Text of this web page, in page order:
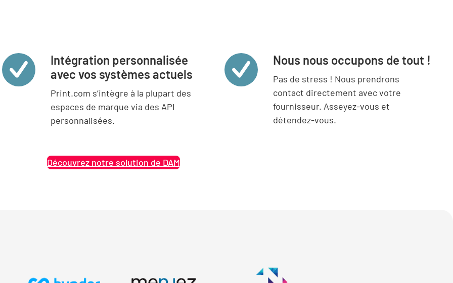
Intégration personnalisée
avec vos systèmes actuels
Print.com s’intègre à la plupart des
espaces de marque via des API
personnalisées.
Nous nous occupons de tout !
Pas de stress ! Nous prendrons
contact directement avec votre
fournisseur. Asseyez-vous et
détendez-vous.
Découvrez notre solution de DAM